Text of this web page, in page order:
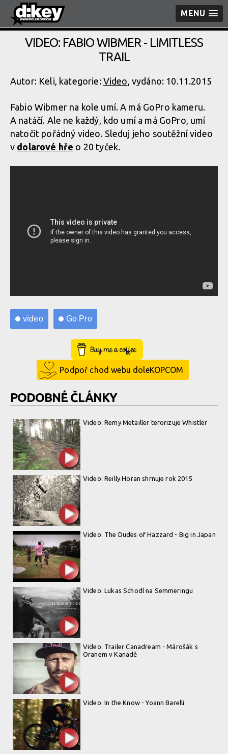
MENU
VIDEO: FABIO WIBMER - LIMITLESS
TRAIL
Autor: Keli, kategorie: Video, vydáno: 10.11.2015
Fabio Wibmer na kole umí. A má GoPro kameru.
A natáčí. Ale ne každý, kdo umí a má GoPro, umí
natočit pořádný video. Sleduj jeho soutěžní video
v dolarové hře o 20 tyček.
video Go Pro
Buy Me a Coffee
Podpoř chod webu doleKOPCOM
PODOBNÉ ČLÁNKY
Video: Remy Metailler terorizuje Whistler
Video: Reilly Horan shrnuje rok 2015
Video: The Dudes of Hazzard - Big in Japan
Video: Lukas Schodl na Semmeringu
Video: Trailer Canadream - Márošák s
Oranem v Kanadě
Video: In the Know - Yoann Barelli